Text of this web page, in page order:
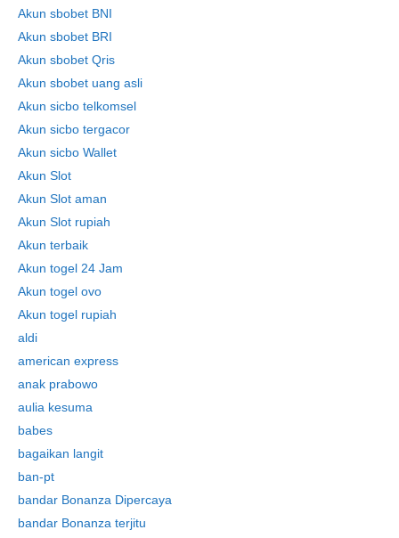
Akun sbobet BNI
Akun sbobet BRI
Akun sbobet Qris
Akun sbobet uang asli
Akun sicbo telkomsel
Akun sicbo tergacor
Akun sicbo Wallet
Akun Slot
Akun Slot aman
Akun Slot rupiah
Akun terbaik
Akun togel 24 Jam
Akun togel ovo
Akun togel rupiah
aldi
american express
anak prabowo
aulia kesuma
babes
bagaikan langit
ban-pt
bandar Bonanza Dipercaya
bandar Bonanza terjitu